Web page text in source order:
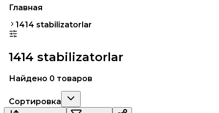
Главная
1414 stabilizatorlar
1414 stabilizatorlar
Найдено 0 товаров
Сортировка